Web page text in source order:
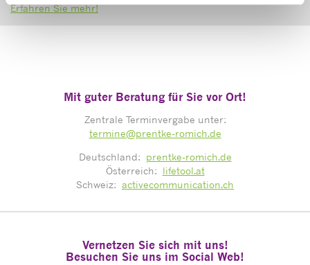
Erfahren Sie mehr!
Mit guter Beratung für Sie vor Ort!
Zentrale Terminvergabe unter:
termine@prentke-romich.de
Deutschland: prentke-romich.de
Österreich: lifetool.at
Schweiz: activecommunication.ch
Vernetzen Sie sich mit uns!
Besuchen Sie uns im Social Web!